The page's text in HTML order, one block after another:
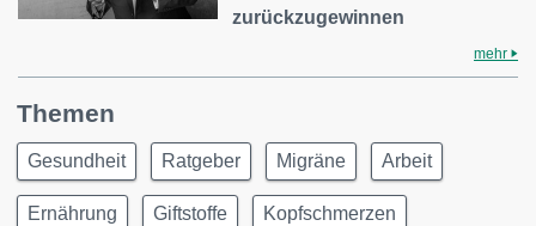
zurückzugewinnen
mehr
Themen
Gesundheit Ratgeber Migräne Arbeit
Ernährung Giftstoffe Kopfschmerzen